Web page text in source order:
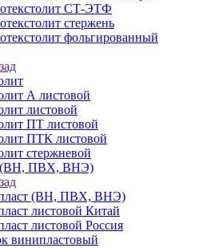
СТ-ЭТФ
стержень
фольгированный
А листовой
листовой
ПТ листовой
ПТК листовой
стержневой
(ВН, ПВХ, ВНЭ)
(ВН, ПВХ, ВНЭ)
листовой Китай
листовой Россия
винипластовый